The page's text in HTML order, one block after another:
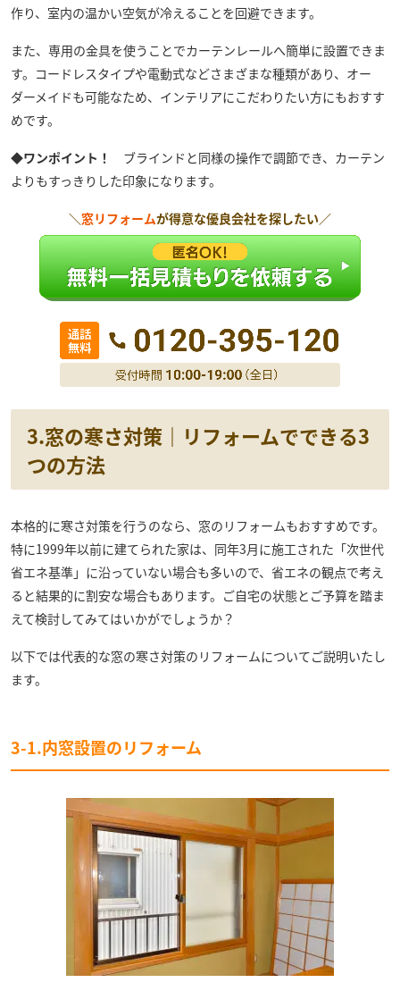
作り、室内の温かい空気が冷えることを回避できます。
また、専用の金具を使うことでカーテンレールへ簡単に設置できま
す。コードレスタイプや電動式などさまざまな種類があり、オー
ダーメイドも可能なため、インテリアにこだわりたい方にもおすす
めです。
◆ワンポイント！
ブラインドと同様の操作で調節でき、カーテン
よりもすっきりした印象になります。
＼窓リフォームが得意な優良会社を探したい／
3.窓の寒さ対策｜リフォームでできる3
つの方法
本格的に寒さ対策を行うのなら、窓のリフォームもおすすめです。
特に1999年以前に建てられた家は、同年3月に施工された「次世代
省エネ基準」に沿っていない場合も多いので、省エネの観点で考え
ると結果的に割安な場合もあります。ご自宅の状態とご予算を踏ま
えて検討してみてはいかがでしょうか？
以下では代表的な窓の寒さ対策のリフォームについてご説明いたし
ます。
3-1.内窓設置のリフォーム